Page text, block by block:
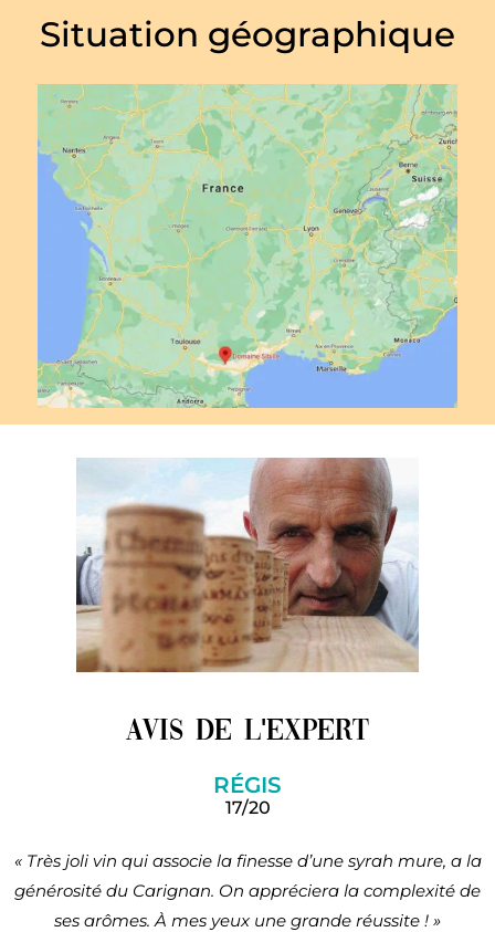
Situation géographique
Avis de l'expert
RÉGIS
17/20
« Très joli vin qui associe la finesse d’une syrah mure, a la
générosité du Carignan. On appréciera la complexité de
ses arômes. À mes yeux une grande réussite ! »